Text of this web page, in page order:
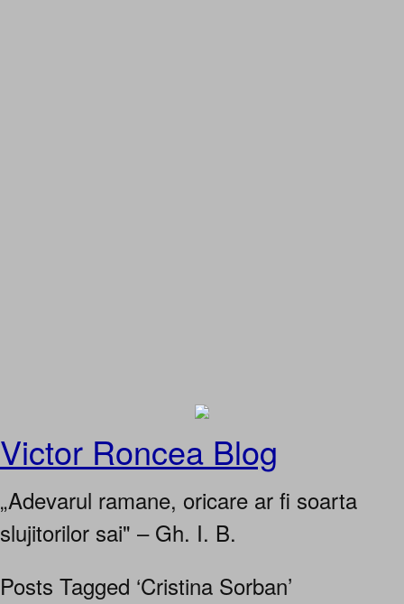
Victor Roncea Blog
„Adevarul ramane, oricare ar fi soarta
slujitorilor sai" – Gh. I. B.
Posts Tagged ‘Cristina Sorban’